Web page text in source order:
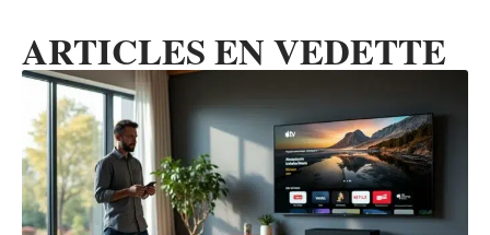
ARTICLES EN VEDETTE